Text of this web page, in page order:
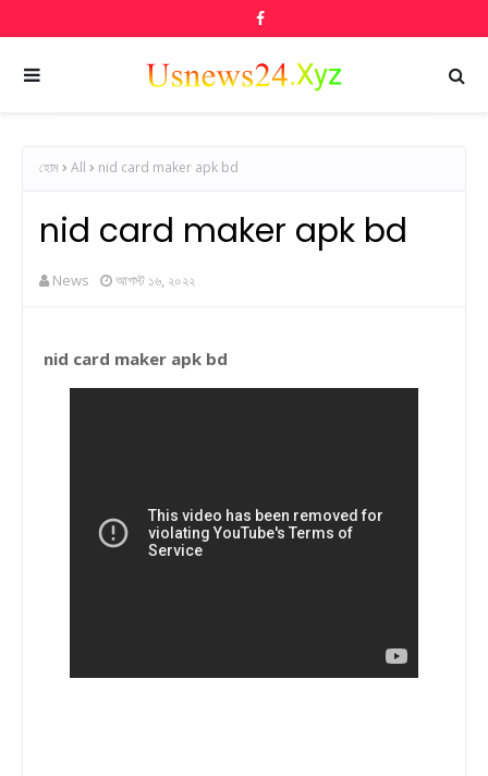
হোম All nid card maker apk bd
nid card maker apk bd
News আগস্ট ১৬, ২০২২
nid card maker apk bd